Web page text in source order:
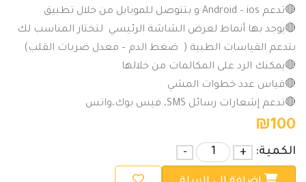
🔴تدعم Android – ios و بتتوصل للموبايل من خلال تطبيق
🔴يوجد بها أنماط لعرض الشاشة الرئيسي لتختار المناسب لك
بتدعم القياسات الطبية ( ضغط الدم – معدل ضربات القلب)
🔴يمكنك الرد على المكالمات من خلالها
🔴قياس عدد خطوات المشي
🔴تدعم إشعارات رسائل SMS، فيس بوك،واتس
₪100
الكمية: +
-